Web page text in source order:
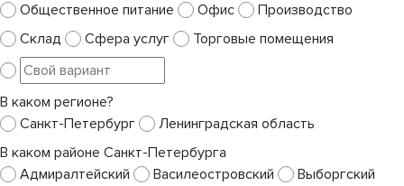
Общественное питание
Офис
Производство
Склад
Сфера услуг Торговые помещения
В каком регионе?
Санкт-Петербург
Ленинградская область
В каком районе Санкт-Петербурга
Адмиралтейский
Василеостровский
Выборгский